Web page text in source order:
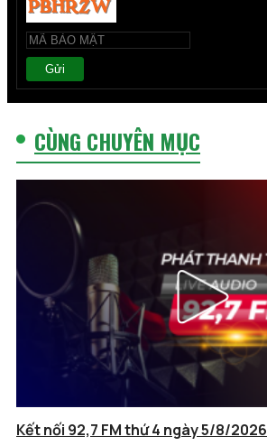
Gửi
CÙNG CHUYÊN MỤC
Kết nối 92,7 FM thứ 4 ngày 5/8/2026